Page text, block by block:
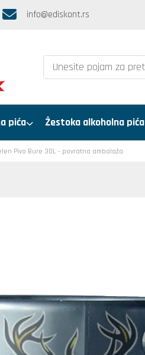
info@ediskont.rs
pića Žestoka alkoholna pića
Pivo Bure 30L - povratna ambalaža